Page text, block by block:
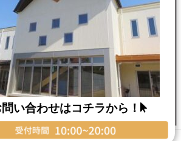
© RISE HOME All Rights Reserved.
い合わせはコチラから！